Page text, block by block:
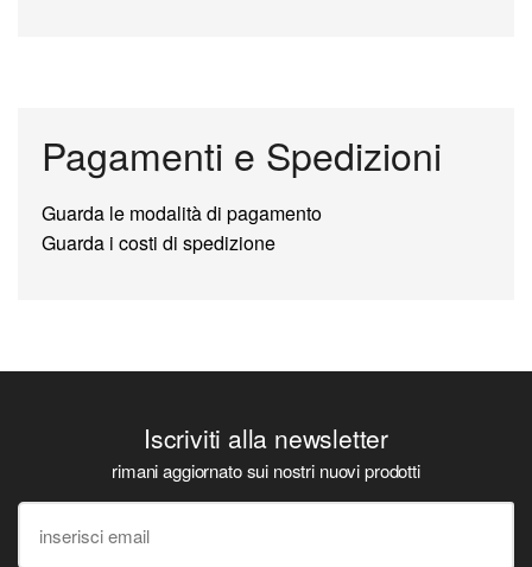
Pagamenti e Spedizioni
Guarda le modalità di pagamento
Guarda i costi di spedizione
Iscriviti alla newsletter
rimani aggiornato sui nostri nuovi prodotti